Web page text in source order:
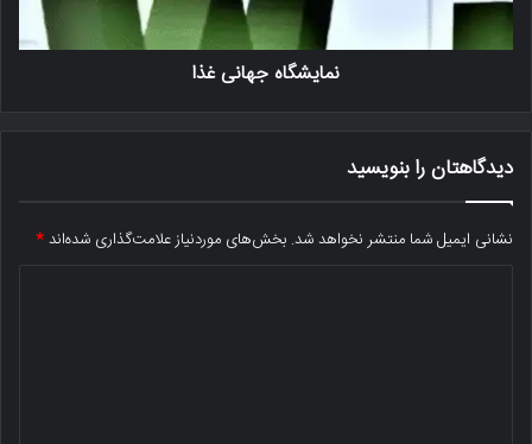
نمایشگاه جهانی غذا
دیدگاهتان را بنویسید
نشانی ایمیل شما منتشر نخواهد شد. بخش‌های موردنیاز علامت‌گذاری شده‌اند*